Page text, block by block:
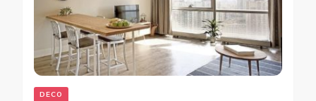
DECO